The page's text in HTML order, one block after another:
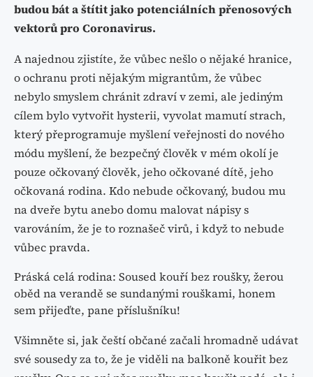
budou bát a štítit jako potenciálních přenosových
vektorů pro Coronavirus.
A najednou zjistíte, že vůbec nešlo o nějaké hranice,
o ochranu proti nějakým migrantům, že vůbec
nebylo smyslem chránit zdraví v zemi, ale jediným
cílem bylo vytvořit hysterii, vyvolat mamutí strach,
který přeprogramuje myšlení veřejnosti do nového
módu myšlení, že bezpečný člověk v mém okolí je
pouze očkovaný člověk, jeho očkované dítě, jeho
očkovaná rodina. Kdo nebude očkovaný, budou mu
na dveře bytu anebo domu malovat nápisy s
varováním, že je to roznašeč virů, i když to nebude
vůbec pravda.
Práská celá rodina: Soused kouří bez roušky, žerou
oběd na verandě se sundanými rouškami, honem
sem přijeďte, pane příslušníku!
Všimněte si, jak čeští občané začali hromadně udávat
své sousedy za to, že je viděli na balkoně kouřit bez